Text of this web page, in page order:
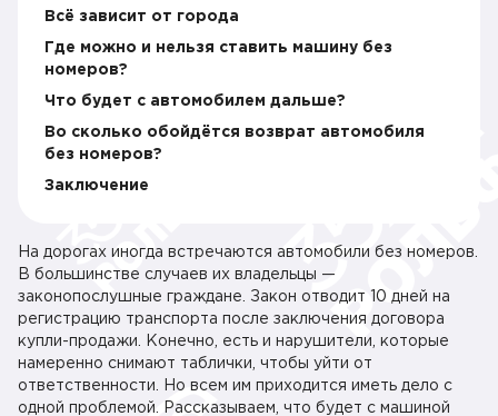
Всё зависит от города
Где можно и нельзя ставить машину без
номеров?
Что будет с автомобилем дальше?
Во сколько обойдётся возврат автомобиля
без номеров?
Заключение
На дорогах иногда встречаются автомобили без номеров.
В большинстве случаев их владельцы —
законопослушные граждане. Закон отводит 10 дней на
регистрацию транспорта после заключения договора
купли-продажи. Конечно, есть и нарушители, которые
намеренно снимают таблички, чтобы уйти от
ответственности. Но всем им приходится иметь дело с
одной проблемой. Рассказываем, что будет с машиной